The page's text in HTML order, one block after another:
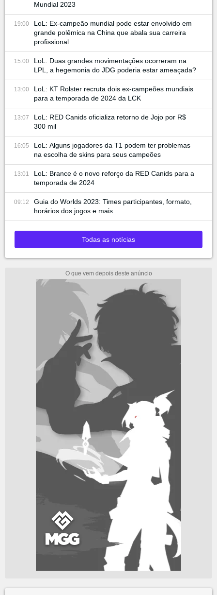
Mundial 2023
19:00
LoL: Ex-campeão mundial pode estar envolvido em
grande polêmica na China que abala sua carreira
profissional
15:00
LoL: Duas grandes movimentações ocorreram na
LPL, a hegemonia do JDG poderia estar ameaçada?
13:00
LoL: KT Rolster recruta dois ex-campeões mundiais
para a temporada de 2024 da LCK
13:07
LoL: RED Canids oficializa retorno de Jojo por R$
300 mil
16:05
LoL: Alguns jogadores da T1 podem ter problemas
na escolha de skins para seus campeões
13:01
LoL: Brance é o novo reforço da RED Canids para a
temporada de 2024
09:12
Guia do Worlds 2023: Times participantes, formato,
horários dos jogos e mais
Todas as notícias